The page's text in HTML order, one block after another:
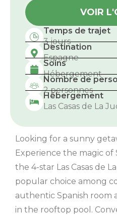
VOIR
Temps de trajet
3 jours
Destination
Espagne
Soins
Hébergement
Nombre de
2 personnes
Hébergement
Las Casas de La
Looking for a sunny
Experience the magic of
the 4-star Las Casas de
popular choice among
authentic Spanish room
in the rooftop pool.